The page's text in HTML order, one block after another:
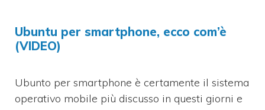
Ubuntu per smartphone, ecco com’è
(VIDEO)
Ubunto per smartphone è certamente il sistema
operativo mobile più discusso in questi giorni e